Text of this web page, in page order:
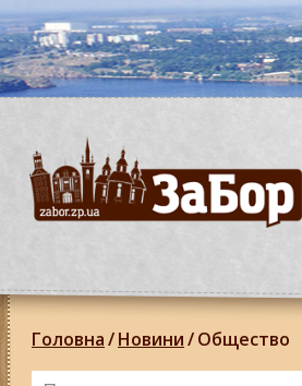
Головна/Новини/Общество